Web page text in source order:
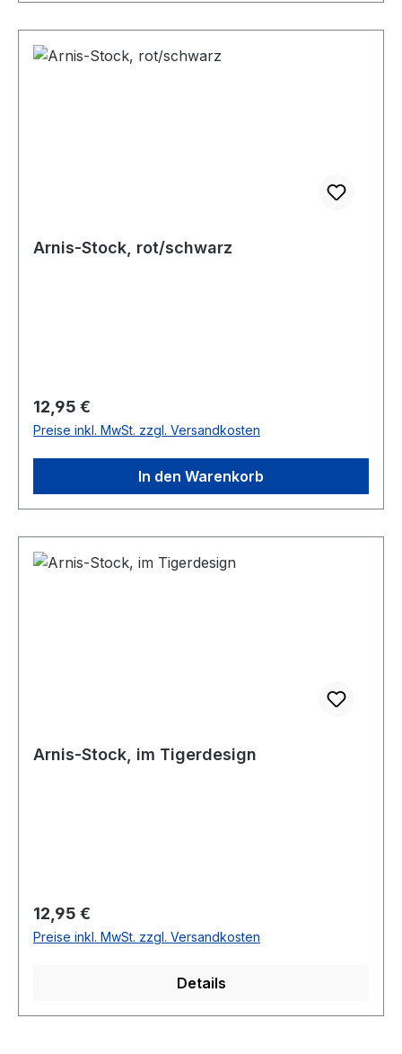
Arnis-Stock, rot/schwarz
Regulärer Preis:
12,95 €
Preise inkl. MwSt. zzgl. Versandkosten
In den Warenkorb
Arnis-Stock, im Tigerdesign
Regulärer Preis:
12,95 €
Preise inkl. MwSt. zzgl. Versandkosten
Details